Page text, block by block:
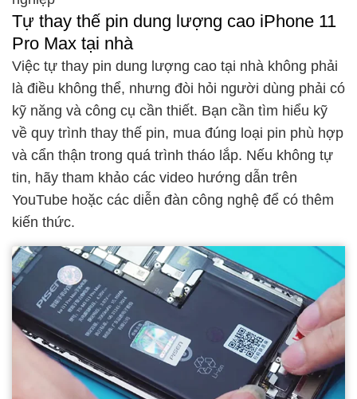
Tự thay thế pin dung lượng cao iPhone 11
Pro Max tại nhà
Việc tự thay pin dung lượng cao tại nhà không phải
là điều không thể, nhưng đòi hỏi người dùng phải có
kỹ năng và công cụ cần thiết. Bạn cần tìm hiểu kỹ
về quy trình thay thế pin, mua đúng loại pin phù hợp
và cẩn thận trong quá trình tháo lắp. Nếu không tự
tin, hãy tham khảo các video hướng dẫn trên
YouTube hoặc các diễn đàn công nghệ để có thêm
kiến thức.